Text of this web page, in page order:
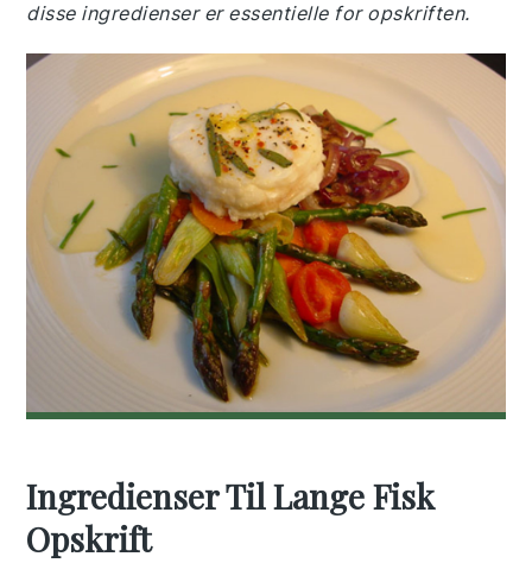
disse ingredienser er essentielle for opskriften.
Ingredienser Til Lange Fisk
Opskrift